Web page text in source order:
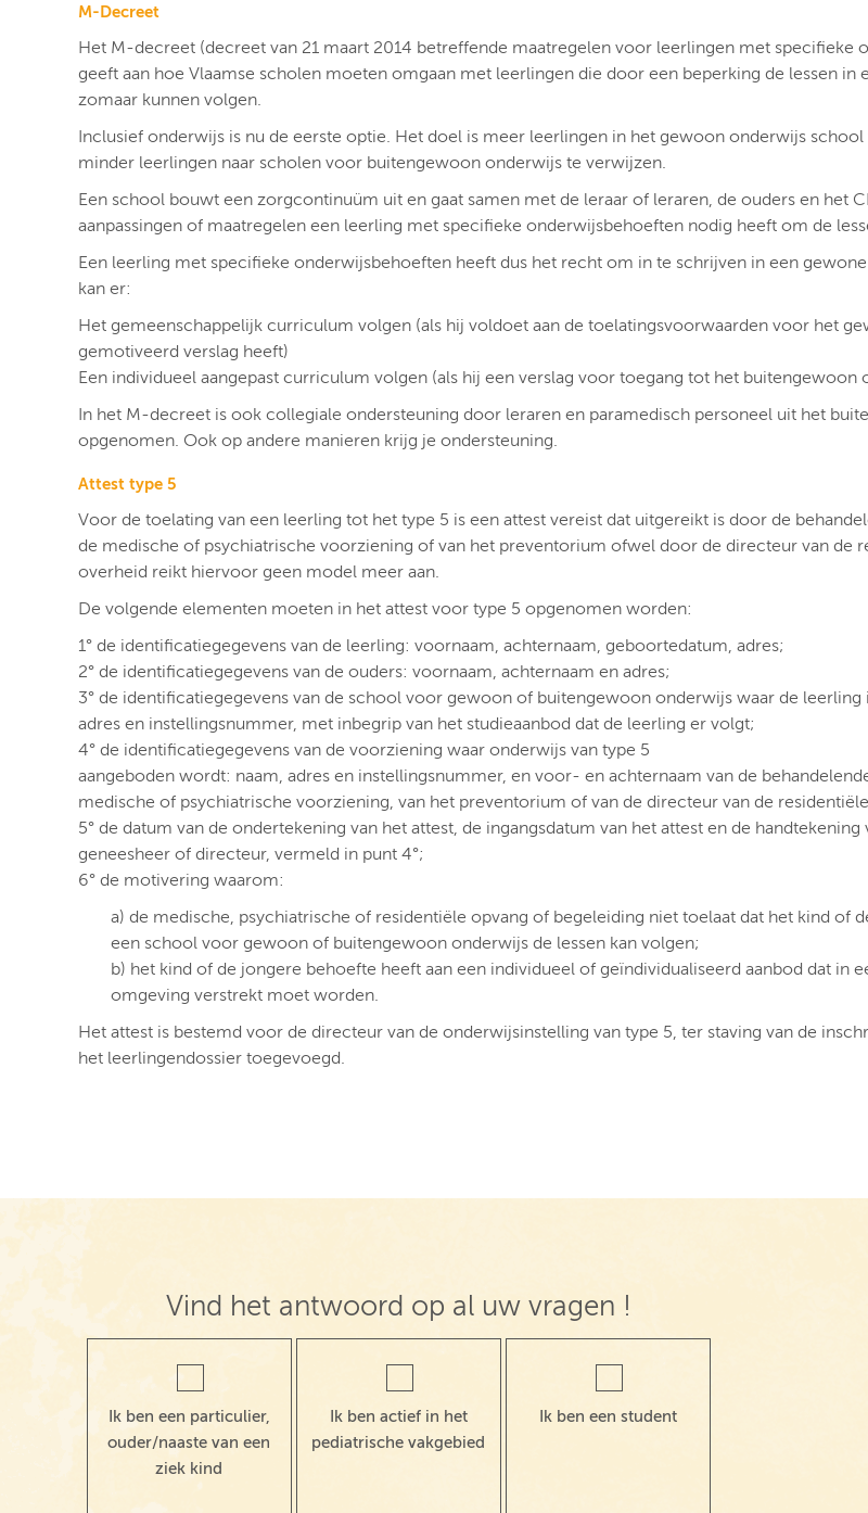
M-Decreet
Het M-decreet (decreet van 21 maart 2014 betreffende maatregelen voor leerlingen met specifieke
geeft aan hoe Vlaamse scholen moeten omgaan met leerlingen die door een beperking de lessen in
zomaar kunnen volgen.
Inclusief onderwijs is nu de eerste optie. Het doel is meer leerlingen in het gewoon onderwijs school
minder leerlingen naar scholen voor buitengewoon onderwijs te verwijzen.
Een school bouwt een zorgcontinuüm uit en gaat samen met de leraar of leraren, de ouders en het
aanpassingen of maatregelen een leerling met specifieke onderwijsbehoeften nodig heeft om de
Een leerling met specifieke onderwijsbehoeften heeft dus het recht om in te schrijven in een
kan er:
Het gemeenschappelijk curriculum volgen (als hij voldoet aan de toelatingsvoorwaarden voor het
gemotiveerd verslag heeft)
Een individueel aangepast curriculum volgen (als hij een verslag voor toegang tot het buitengewoon
In het M-decreet is ook collegiale ondersteuning door leraren en paramedisch personeel uit het
opgenomen. Ook op andere manieren krijg je ondersteuning.
Attest type 5
Voor de toelating van een leerling tot het type 5 is een attest vereist dat uitgereikt is door de
de medische of psychiatrische voorziening of van het preventorium ofwel door de directeur van de
overheid reikt hiervoor geen model meer aan.
De volgende elementen moeten in het attest voor type 5 opgenomen worden:
1° de identificatiegegevens van de leerling: voornaam, achternaam, geboortedatum, adres;
2° de identificatiegegevens van de ouders: voornaam, achternaam en adres;
3° de identificatiegegevens van de school voor gewoon of buitengewoon onderwijs waar de leerling
adres en instellingsnummer, met inbegrip van het studieaanbod dat de leerling er volgt;
4° de identificatiegegevens van de voorziening waar onderwijs van type 5
aangeboden wordt: naam, adres en instellingsnummer, en voor- en achternaam van de
medische of psychiatrische voorziening, van het preventorium of van de directeur van de
5° de datum van de ondertekening van het attest, de ingangsdatum van het attest en de handtekening
geneesheer of directeur, vermeld in punt 4°;
6° de motivering waarom:
a) de medische, psychiatrische of residentiële opvang of begeleiding niet toelaat dat het kind of
een school voor gewoon of buitengewoon onderwijs de lessen kan volgen;
b) het kind of de jongere behoefte heeft aan een individueel of geïndividualiseerd aanbod dat in
omgeving verstrekt moet worden.
Het attest is bestemd voor de directeur van de onderwijsinstelling van type 5, ter staving van de
het leerlingendossier toegevoegd.
Vind het antwoord op al uw vragen !
Ik ben een particulier,
ouder/naaste van een
ziek kind
Ik ben actief in het
pediatrische vakgebied
Ik ben een student